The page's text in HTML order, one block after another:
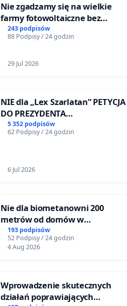
Nie zgadzamy się na wielkie
farmy fotowoltaiczne bez
rzetelnych analiz i akceptacji
mieszkańców
243 podpisów
88 Podpisy / 24 godzin
29 Jul 2026
NIE dla „Lex Szarlatan” PETYCJA
DO PREZYDENTA
RZECZYPOSPOLITEJ POLSKIEJ
5 352 podpisów
62 Podpisy / 24 godzin
6 Jul 2026
Nie dla biometanowni 200
metrów od domów w
Biernatkach, gm. Wądroże
Wielkie
193 podpisów
52 Podpisy / 24 godzin
4 Aug 2026
Wprowadzenie skutecznych
działań poprawiających